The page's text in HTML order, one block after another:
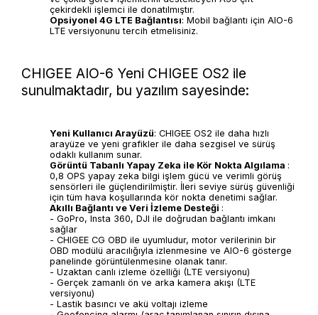
çekirdekli işlemci ile donatılmıştır.
Opsiyonel 4G LTE Bağlantısı: Mobil bağlantı için AIO-6
LTE versiyonunu tercih etmelisiniz.
CHIGEE AIO-6 Yeni CHIGEE OS2 ile
sunulmaktadır, bu yazılım sayesinde:
Yeni Kullanıcı Arayüzü: CHIGEE OS2 ile daha hızlı
arayüze ve yeni grafikler ile daha sezgisel ve sürüş
odaklı kullanım sunar.
Görüntü Tabanlı Yapay Zeka ile Kör Nokta Algılama :
0,8 OPS yapay zeka bilgi işlem gücü ve verimli görüş
sensörleri ile güçlendirilmiştir. İleri seviye sürüş güvenliği
için tüm hava koşullarında kör nokta denetimi sağlar.
Akıllı Bağlantı ve Veri İzleme Desteği :
- GoPro, Insta 360, DJI ile doğrudan bağlantı imkanı
sağlar
- CHIGEE CG OBD ile uyumludur, motor verilerinin bir
OBD modülü aracılığıyla izlenmesine ve AIO-6 gösterge
panelinde görüntülenmesine olanak tanır.
- Uzaktan canlı izleme özelliği (LTE versiyonu)
- Gerçek zamanlı ön ve arka kamera akışı (LTE
versiyonu)
- Lastik basıncı ve akü voltajı izleme